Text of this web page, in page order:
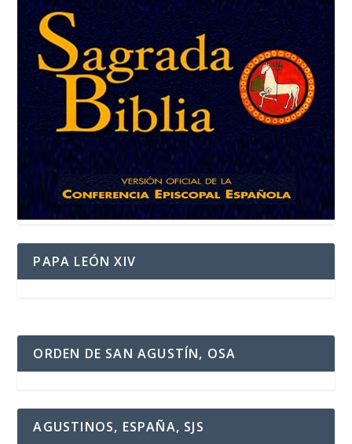
PAPA LEÓN XIV
ORDEN DE SAN AGUSTÍN, OSA
AGUSTINOS, ESPAÑA, SJS